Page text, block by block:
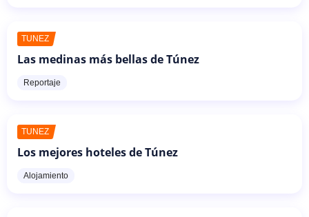
TÚNEZ
Las medinas más bellas de Túnez
Reportaje
TÚNEZ
Los mejores hoteles de Túnez
Alojamiento